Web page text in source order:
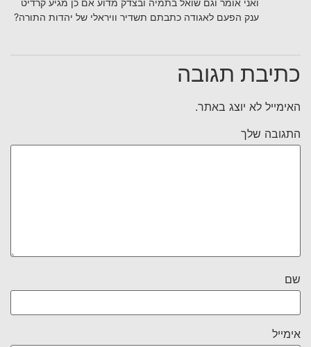
ואני אומר וגם שואל בתמיה ובצדק מדוע אם כן מגיע קרדיט
ענק הפעם לאגודה כתבתם תשדיר וויראלי של יהדות התורה?
כתיבת תגובה
האימייל לא יוצג באתר.
התגובה שלך
שם
אימייל